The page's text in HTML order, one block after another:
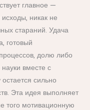
главное —
никак не
стараний. Удача
готовый
долю либо
вместе с
сильно
Эта идея выполняет
того мотивационную